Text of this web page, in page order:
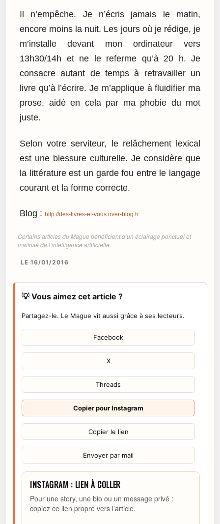
Il n’empêche. Je n’écris jamais le matin,
encore moins la nuit. Les jours où je rédige, je
m’installe devant mon ordinateur vers
13h30/14h et ne le referme qu’à 20 h. Je
consacre autant de temps à retravailler un
livre qu’à l’écrire. Je m’applique à fluidifier ma
prose, aidé en cela par ma phobie du mot
juste.
Selon votre serviteur, le relâchement lexical
est une blessure culturelle. Je considère que
la littérature est un garde fou entre le langage
courant et la forme correcte.
Blog : http://des-livres-et-vous.over-blog.fr
Certains articles du Mague bénéficient d’un éclairage ponctuel et
maîtrisé de l’intelligence artificielle.
LE 16/01/2016
💡 Vous aimez cet article ?
Partagez-le. Le Mague vit aussi grâce à ses lecteurs.
Facebook
X
Threads
Copier pour Instagram
Copier le lien
Envoyer par mail
INSTAGRAM : LIEN À COLLER
Pour une story, une bio ou un message privé :
copiez ce lien propre vers l’article.